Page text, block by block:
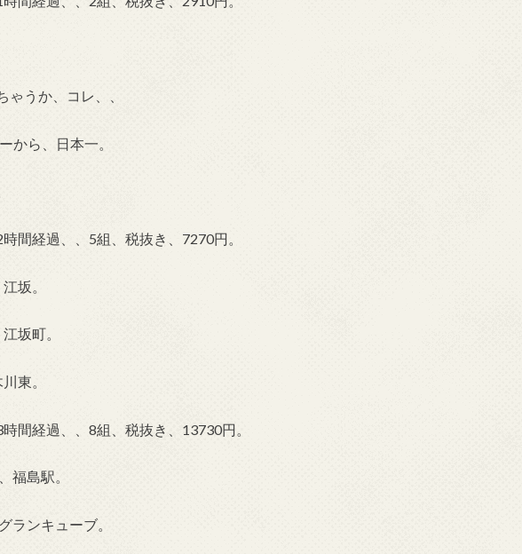
ゃうか、コレ、、
から、日本一。
経過、、5組、税抜き、7270円。
坂。
坂町。
東。
経過、、8組、税抜き、13730円。
福島駅。
ランキューブ。